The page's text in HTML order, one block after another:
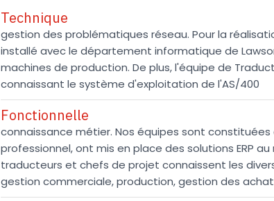
Technique
gestion des problématiques réseau. Pour la
installé avec le département informatique de
machines de production. De plus, l'équipe de
connaissant le système d'exploitation de l'AS/400
Fonctionnelle
connaissance métier. Nos équipes sont
professionnel, ont mis en place des solutions ERP
traducteurs et chefs de projet connaissent les
gestion commerciale, production, gestion des